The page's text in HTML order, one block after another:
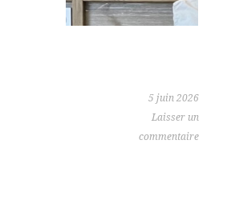
5 juin 2026
Laisser un
commentaire